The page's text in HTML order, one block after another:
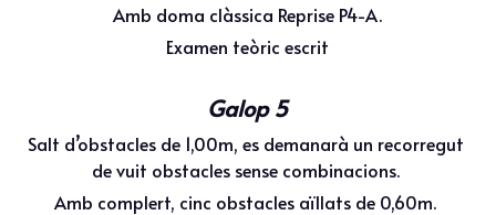
Amb doma clàssica Reprise P4-A.
Examen teòric escrit
Galop 5
Salt d’obstacles de 1,00m, es demanarà un recorregut
de vuit obstacles sense combinacions.
Amb complert, cinc obstacles aïllats de 0,60m.